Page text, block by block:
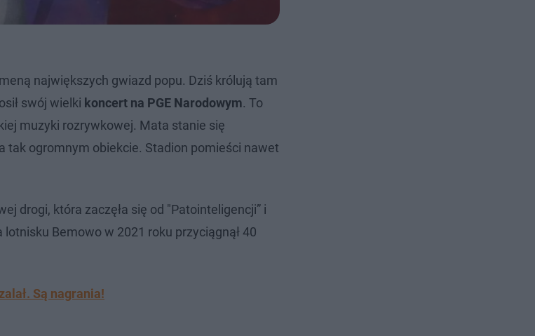
największych gwiazd popu. Dziś królują tam
swój wielki koncert na PGE Narodowym. To
muzyki rozrywkowej. Mata stanie się
tak ogromnym obiekcie. Stadion pomieści nawet
drogi, która zaczęła się od "Patointeligencji” i
Bemowo w 2021 roku przyciągnął 40
Są nagrania!